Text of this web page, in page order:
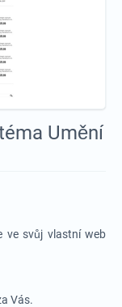
Umění
ve svůj vlastní web
Vás.